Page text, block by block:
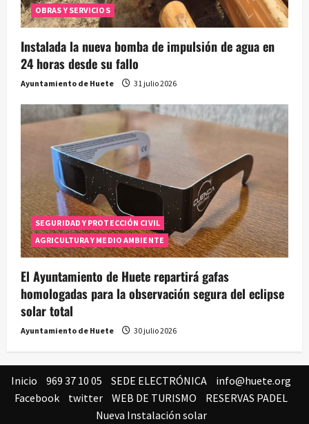
OBRAS Y SERVICIOS
Instalada la nueva bomba de impulsión de agua en
24 horas desde su fallo
Ayuntamiento de Huete 31 julio 2026
SEGURIDAD Y PROTECCIÓN CIVIL
AGRICULTURA Y MEDIO AMBIENTE
El Ayuntamiento de Huete repartirá gafas
homologadas para la observación segura del eclipse
solar total
Ayuntamiento de Huete 30 julio 2026
Inicio 969 37 10 05 SEDE ELECTRÓNICA
info@huete.org
Facebook
twitter WEB DE TURISMO
RESERVAS PADEL
Nueva Instalación solar